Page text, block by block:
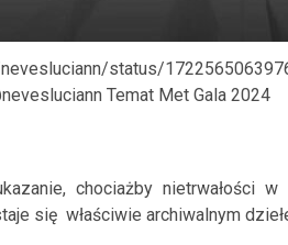
status/
Temat Met Gala 2024
chociażby nietrwałości
się właściwie archiwalnym